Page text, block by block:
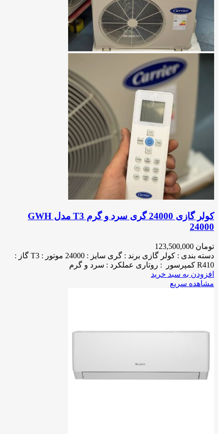
کولر گازی 24000 گری سرد و گرم T3 مدل GWH
24000
تومان
دسته بندی : کولر گازی برند : گری سایز : 24000 موتور : T3 گاز :
R410 کمپرسور : روتاری عملکرد : سرد و گرم
افزودن به سبد خرید
مشاهده سریع